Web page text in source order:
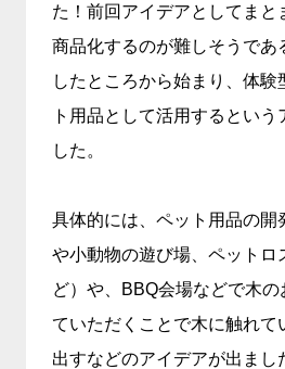
た！前回アイデアとしてまと
商品化するのが難しそうであ
したところから始まり、体験
ト用品として活用するという
した。
具体的には、ペット用品の開
や小動物の遊び場、ペットロ
ど）や、BBQ会場などで木
ていただくことで木に触れて
出すなどのアイデアが出まし